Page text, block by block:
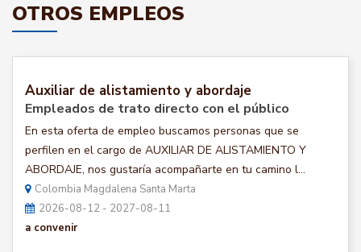
OTROS EMPLEOS
Auxiliar de alistamiento y abordaje
Empleados de trato directo con el público
En esta oferta de empleo buscamos personas que se
perfilen en el cargo de AUXILIAR DE ALISTAMIENTO Y
ABORDAJE, nos gustaría acompañarte en tu camino l...
Colombia Magdalena Santa Marta
2026-08-12 - 2027-08-11
a convenir